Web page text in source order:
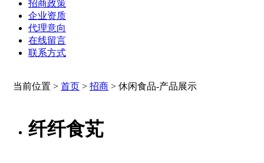
招商政策
企业资质
代理意向
在线留言
联系方式
当前位置 > 首页 > 招商 > 休闲食品-产品展示
纤纤食芄